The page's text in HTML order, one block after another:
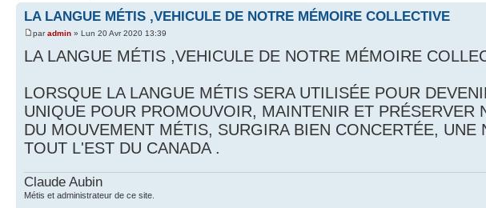
LA LANGUE MÉTIS ,VEHICULE DE NOTRE MÉMOIRE COLLECTIVE
paradmin » Lun 20 Avr 2020 13:39
LA LANGUE MÉTIS ,VEHICULE DE NOTRE MÉMOIRE
LORSQUE LA LANGUE MÉTIS SERA UTILISÉE POUR
UNIQUE POUR PROMOUVOIR, MAINTENIR ET PRÉSERVER
DU MOUVEMENT MÉTIS, SURGIRA BIEN CONCERTÉE,
TOUT L'EST DU CANADA .
Claude Aubin
Métis et administrateur de ce site.